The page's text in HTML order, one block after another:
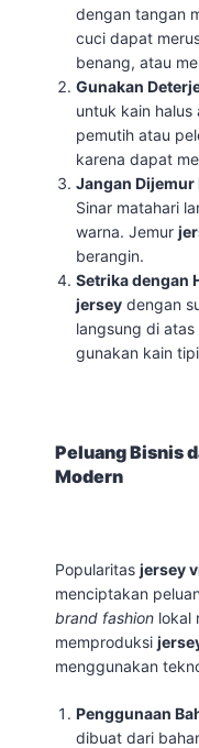
dengan tangan
cuci dapat
benang, atau
Gunakan
untuk kain
pemutih atau
karena dapat
Jangan
Sinar matahari
warna. Jemur
berangin.
Setrika dengan
jersey dengan
langsung di
gunakan kain
Peluang Bisnis
Modern
Popularitas jersey
menciptakan
brand fashion lokal
memproduksi
menggunakan
Penggunaan
dibuat dari